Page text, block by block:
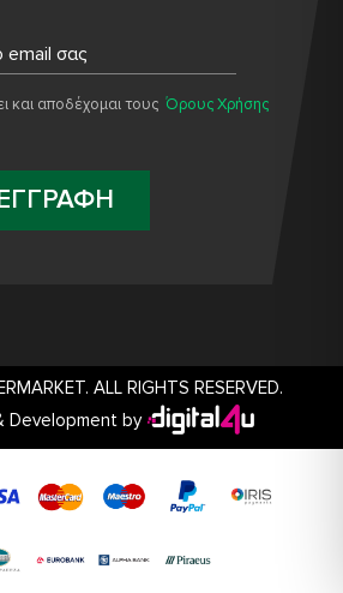
και αποδέχομαι τους Όρους Χρήσης
ALL RIGHTS RESERVED.
Development by